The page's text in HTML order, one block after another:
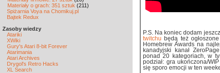
Materiały o grach: 351 sztuk (211)
Spiżarnia Voya na Chomikuj.pl
Bajtek Redux
Zasoby wiedzy
Atariki
XWiki
Gury's Atari 8-bit Forever
Atarimania
Atari Archives
Drygol's Retro Hacks
XL Search
P.S. Na koniec dodam
twitchu będą też
Homebrew Awards na
kanadyjski kanał
ponad 20 kategoriach, w
podział: gra ukończona/
się sporo emocji w ten